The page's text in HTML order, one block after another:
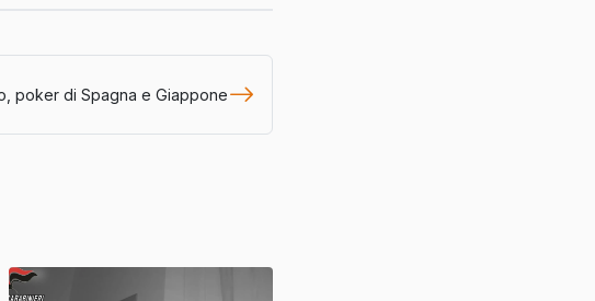
poker di Spagna e Giappone